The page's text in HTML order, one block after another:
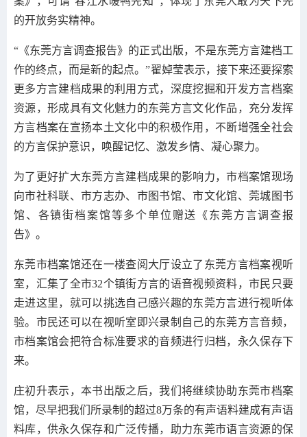
的开放务实精神。
“《东莞方言调查报告》的正式出版，不是东莞方言建档工
作的终点，而是新的起点。”翟婥莹表示，接下来还要探索
更多方言建档成果的利用方式，深度挖掘和开发方言档案
资源，形成具有文化魅力的东莞方言文化作品，充分发挥
方言档案在宣扬本土文化中的积极作用，不断增强全社会
的方言保护意识，唤醒记忆、激发乡情、凝心聚力。
为了更好扩大东莞方言建档成果的影响力，市档案馆现场
向市社科联、市方志办、市图书馆、市文化馆、莞城图书
馆、各镇街档案馆等多个单位赠送《东莞方言调查报
告》。
东莞市档案馆还在一楼查阅大厅设立了东莞方言档案视听
室，汇集了全市32个镇街方言的语音视频资料，市民只要
走进这里，就可以挑选自己感兴趣的东莞方言进行视听体
验。市民还可以在视听室即兴录制自己的东莞方言音频，
市档案馆会把符合标准要求的音频进行归档，永久保存下
来。
庄初升表示，本书出版之后，我们将继续协助东莞市档案
馆，尽早把我们所录制的超过8万条的有声语料建成有声语
料库，供永久保存和广泛传播，助力东莞市语言资源的保